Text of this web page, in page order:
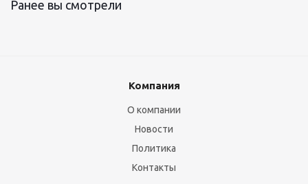
Ранее вы смотрели
Компания
О компании
Новости
Политика
Контакты